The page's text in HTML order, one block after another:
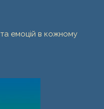
емоцій в кожному